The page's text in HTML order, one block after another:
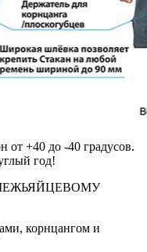
+40 до -40 градусов.
год!
корнцангом и